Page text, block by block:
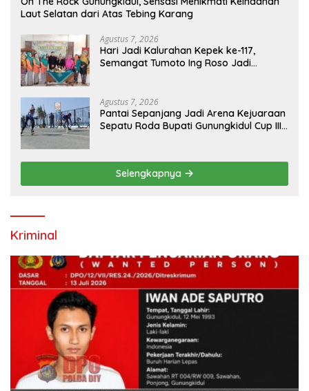
Laut Selatan dari Atas Tebing Karang
Agustus 7, 2026
Hari Jadi Kalurahan Kepek ke-117,
Semangat Tumoto Ing Roso Jadi
Agustus 7, 2026
Pantai Sepanjang Jadi Arena Kejuaraan
Sepatu Roda Bupati Gunungkidul Cup III
Selengkapnya
Kriminal